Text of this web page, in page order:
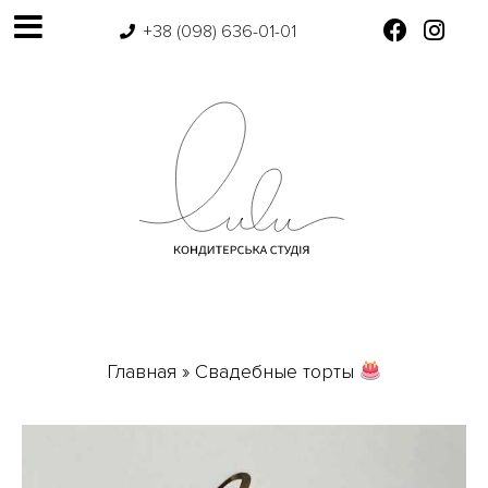
+38 (098) 636-01-01
Главная » Свадебные торты